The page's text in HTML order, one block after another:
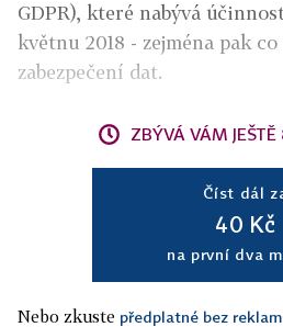
GDPR), které nabývá
květnu 2018 - zejména pak
zabezpečení dat.
ZBÝVÁ VÁM
Číst dál
40 Kč
na první dva
Nebo zkuste předplatné bez